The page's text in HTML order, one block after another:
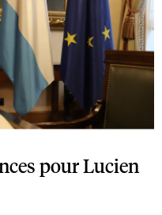
pour Lucien